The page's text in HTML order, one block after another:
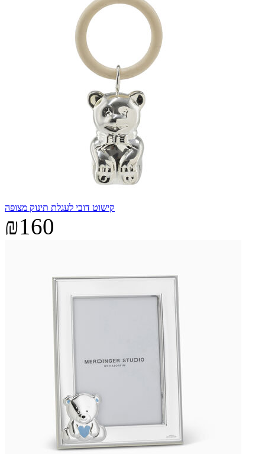
קישוט דובי לעגלת תינוק מצופה
₪160